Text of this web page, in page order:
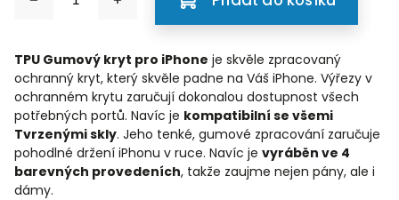
TPU Gumový kryt pro iPhone je skvěle zpracovaný
ochranný kryt, který skvěle padne na Váš iPhone. Výřezy v
ochranném krytu zaručují dokonalou dostupnost všech
potřebných portů. Navíc je kompatibilní se všemi
Tvrzenými skly. Jeho tenké, gumové zpracování zaručuje
pohodlné držení iPhonu v ruce. Navíc je vyráběn ve 4
barevných provedeních, takže zaujme nejen pány, ale i
dámy.